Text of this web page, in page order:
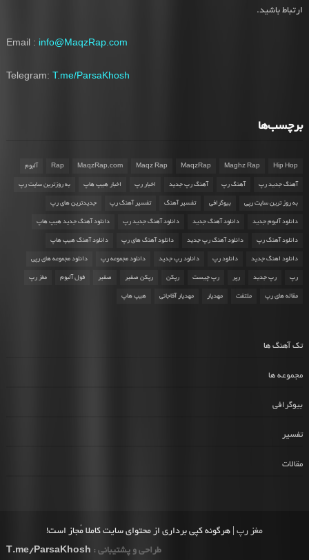
ارتباط باشید.
Email : info@MaqzRap.com
Telegram: T.me/ParsaKhosh
برچسب‌ها
Hip Hop
Maghz Rap
MaqzRap
Maqz Rap
MaqzRap.com
Rap آلبوم
آهنگ جدید رپ آهنگ رپ آهنگ رپ جدید اخبار رپ اخبار هیپ هاپ به روزترین سایت رپ
به روز ترین سایت رپی بیوگرافی تفسیر آهنگ تفسیر آهنگ رپ جدیدترین های رپ
دانلود آلبوم جدید دانلود آهنگ جدید دانلود آهنگ جدید رپ دانلود آهنگ جدید هیپ هاپ
دانلود آهنگ رپ دانلود آهنگ رپ جدید دانلود آهنگ های رپ دانلود آهنگ هیپ هاپ
دانلود اهنگ جدید دانلود رپ دانلود رپ جدید دانلود مجموعه رپ دانلود مجموعه های رپی
رپ رپ جدید رپر رپ چیست رپکن رپکن صفیر صفیر فول آلبوم مغز رپ
مقاله های رپ ملتفت مهدیار مهدیار آقاجانی هیپ هاپ
تک آهنگ ها
مجموعه ها
بیوگرافی
تفسیر
مقالات
مغز رپ | هرگونه کپی برداری از محتوای سایت کاملا مُجاز است!
طراحی و پشتیبانی : T.me/ParsaKhosh